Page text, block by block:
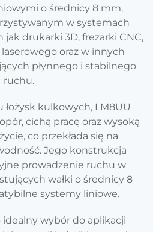
o średnicy 8 mm,
w systemach
drukarki 3D, frezarki CNC,
oraz w innych
płynnego i stabilnego
ruchu.
łożysk kulkowych, LM8UU
cichą pracę oraz wysoką
co przekłada się na
Jego konstrukcja
prowadzenie ruchu w
wałki o średnicy 8
systemy liniowe.
idealny wybór do aplikacji